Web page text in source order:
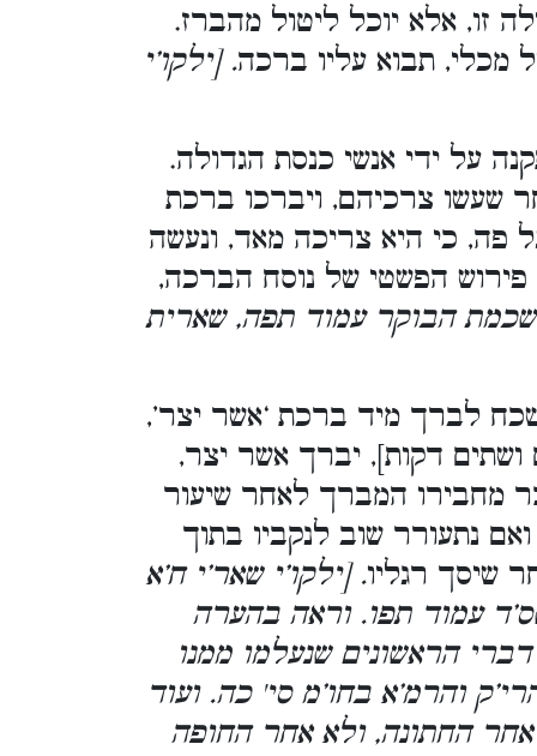
זו, אלא יוכל ליטול מהברז.
מכלי, תבוא עליו ברכה. [ילקו’י
על ידי אנשי כנסת הגדולה.
שעשו צרכיהם, ויברכו ברכת
פה, כי היא צריכה מאד, ונעשה
פירוש הפשטי של נוסח הברכה,
הבוקר עמוד תפה, שארית
לברך מיד ברכת ‘אשר יצר’,
ושתים דקות], יברך אשר יצר,
מחבירו המברך לאחר שיעור
נתעורר שוב לנקביו בתוך
שיסך רגליו. [ילקו’י שאר’י ח’א
עמוד תפו. וראה בהערה
הראשונים שנעלמו ממנו
והרמ’א בחו’מ סי' כה. ועוד
אחר החתונה, ולא אחר החופה